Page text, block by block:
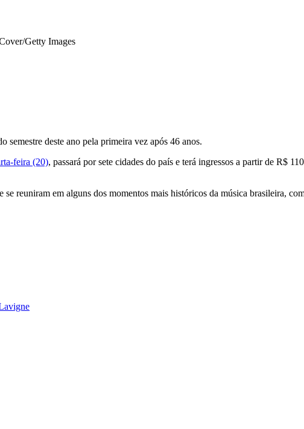
Getty Images
deste ano pela primeira vez após 46 anos.
feira (20), passará por sete cidades do país e terá ingressos a partir de R$
se reuniram em alguns dos momentos mais históricos da música brasileira,